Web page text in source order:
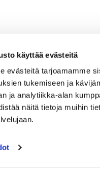
käyttää evästeitä
evästeitä tarjoamamme
tukemiseen ja
ja analytiikka-alan
näitä tietoja muihin